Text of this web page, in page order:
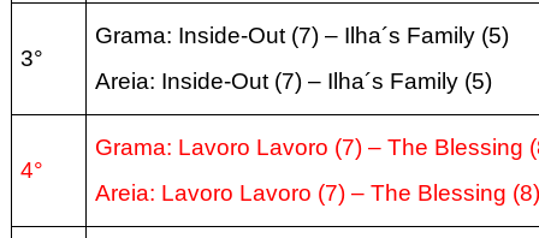
3°
Grama: Inside-Out (7) – Ilha´s Family (5)
Areia: Inside-Out (7) – Ilha´s Family (5)
4°
Grama: Lavoro Lavoro (7) – The Blessing
Areia: Lavoro Lavoro (7) – The Blessing (8)